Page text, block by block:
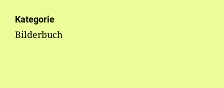
Kategorie
Bilderbuch